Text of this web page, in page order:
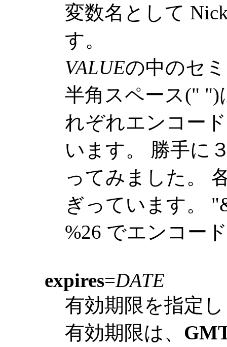
変数名として
す。
VALUEの中のセ
半角スペース(" ")
れぞれエンコー
います。 勝手に
ってみました。
ぎっています。
%26 でエンコー
expires=DATE
有効期限を指定
有効期限は、